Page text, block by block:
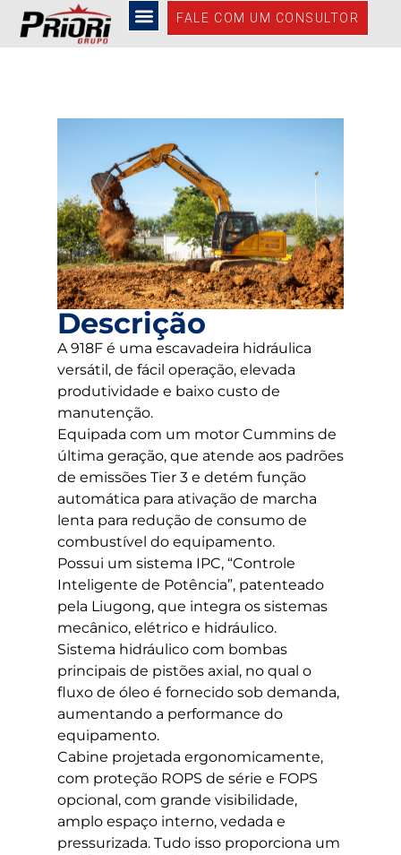
FALE COM UM CONSULTOR
Descrição
A 918F é uma escavadeira hidráulica
versátil, de fácil operação, elevada
produtividade e baixo custo de
manutenção.
Equipada com um motor Cummins de
última geração, que atende aos padrões
de emissões Tier 3 e detém função
automática para ativação de marcha
lenta para redução de consumo de
combustível do equipamento.
Possui um sistema IPC, “Controle
Inteligente de Potência”, patenteado
pela Liugong, que integra os sistemas
mecânico, elétrico e hidráulico.
Sistema hidráulico com bombas
principais de pistões axial, no qual o
fluxo de óleo é fornecido sob demanda,
aumentando a performance do
equipamento.
Cabine projetada ergonomicamente,
com proteção ROPS de série e FOPS
opcional, com grande visibilidade,
amplo espaço interno, vedada e
pressurizada. Tudo isso proporciona um